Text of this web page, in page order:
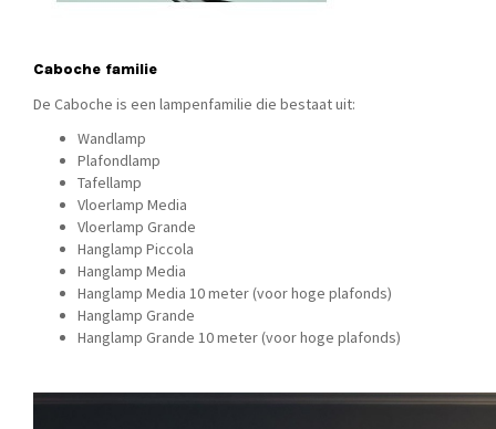
Caboche familie
De Caboche is een lampenfamilie die bestaat uit:
Wandlamp
Plafondlamp
Tafellamp
Vloerlamp Media
Vloerlamp Grande
Hanglamp Piccola
Hanglamp Media
Hanglamp Media 10 meter (voor hoge plafonds)
Hanglamp Grande
Hanglamp Grande 10 meter (voor hoge plafonds)